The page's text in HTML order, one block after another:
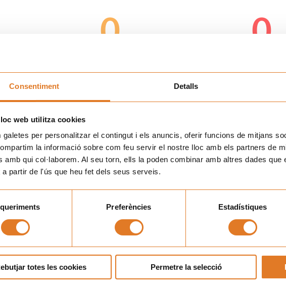
Consentiment Detalls
web utilitza cookies
galetes per personalitzar el contingut i els anuncis, oferir funcions de mitjans
la informació sobre com feu servir el nostre lloc amb els partners de
amb qui col·laborem. Al seu torn, ells la poden combinar amb altres dades que
a partir de l'ús que heu fet dels seus serveis.
Preferències Estadístiques
totes les cookies Permetre la selecció
0 0
gorres
Jordi Labanda